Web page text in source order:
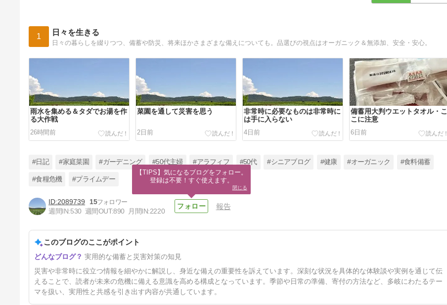
1 日々を生きる
日々の暮らしを綴りつつ、備蓄や防災、将来ほかさまざまな備えについても。品選びの視点はオーガニック＆無添加、安全・安心。
雨水を集める＆タダでお湯を作
る大作戦
26時間前
菜園を通して災害を思う
2日前
非常時に必要なものは非常時に
は手に入らない
4日前
備蓄用大判ウエットタオル・こ
こに注意
6日前
被災地に直接届く寄付
#日記 #家庭菜園 #ガーデニング #50代主婦 #アラフィフ #50代 #シニアブログ #健康 #オーガニック #食料備蓄
#食糧危機 #プライムデー
2089739
15
週間IN:530 週間OUT:890 月間IN:2220
報告
このブログのここがポイント
実用的な備蓄と災害対策の知見
災害や非常時に役立つ情報を細やかに解説し、身近な備えの重要性を訴えています。深刻な状況を具体的な体験談や実例を通じて伝
えることで、読者が未来の危機に備える意識を高める構成となっています。季節や日常の準備、寄付の方法など、多岐にわたるテー
マを扱い、実用性と共感を引き出す内容が共通しています。
【TIPS】気になるブログをフォロー。
登録は不要！すぐ使えます。
閉じる